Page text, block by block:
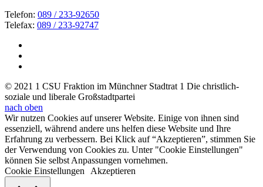
Telefon: 089 / 233-92650
Telefax: 089 / 233-92747
© 2021 1 CSU Fraktion im Münchner Stadtrat 1 Die christlich-
soziale und liberale Großstadtpartei
nach oben
Wir nutzen Cookies auf unserer Website. Einige von ihnen sind
essenziell, während andere uns helfen diese Website und Ihre
Erfahrung zu verbessern. Bei Klick auf “Akzeptieren”, stimmen Sie
der Verwendung von Cookies zu. Unter "Cookie Einstellungen"
können Sie selbst Anpassungen vornehmen.
Cookie Einstellungen
Akzeptieren